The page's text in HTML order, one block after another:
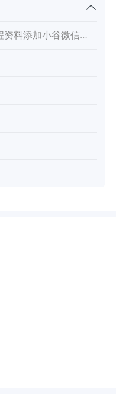
1.1 pytest简介及快速使用（课程资料添加小谷微信领取呦--boxue0208）